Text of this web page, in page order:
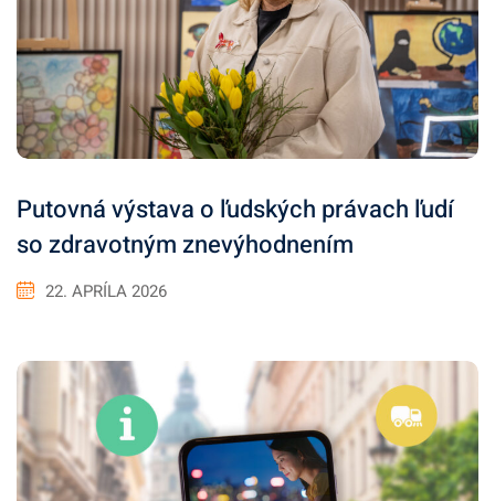
Putovná výstava o ľudských právach ľudí
so zdravotným znevýhodnením
22. APRÍLA 2026